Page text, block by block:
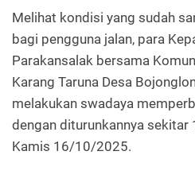
Melihat kondisi yang sudah
bagi pengguna jalan, para
Parakansalak bersama
Karang Taruna Desa
melakukan swadaya
dengan diturunkannya sekitar
Kamis 16/10/2025.